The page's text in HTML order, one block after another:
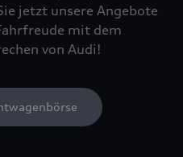
jetzt unsere Angebote
mit dem
von Audi!